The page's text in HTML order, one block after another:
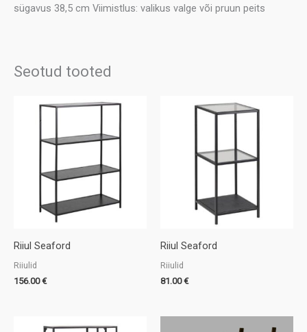
sügavus 38,5 cm Viimistlus: valikus valge või pruun peits
Seotud tooted
Riiul Seaford
Riiulid
156.00€
Riiul Seaford
Riiulid
81.00€